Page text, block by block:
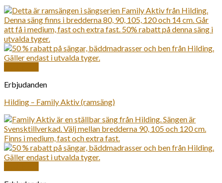
Erbjudanden
Hilding – Family Aktiv (ramsäng)